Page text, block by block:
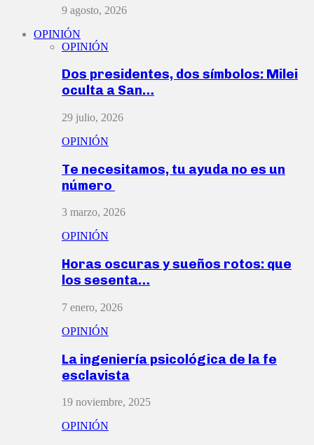
9 agosto, 2026
OPINIÓN
OPINIÓN
Dos presidentes, dos símbolos: Milei
oculta a San…
29 julio, 2026
OPINIÓN
Te necesitamos, tu ayuda no es un
número
3 marzo, 2026
OPINIÓN
Horas oscuras y sueños rotos: que
los sesenta…
7 enero, 2026
OPINIÓN
La ingeniería psicológica de la fe
esclavista
19 noviembre, 2025
OPINIÓN